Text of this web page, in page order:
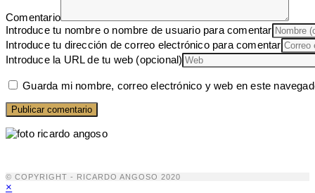
Comentario
Introduce tu nombre o nombre de usuario para comentar
Introduce tu dirección de correo electrónico para comentar
Introduce la URL de tu web (opcional)
Guarda mi nombre, correo electrónico y web en este
© COPYRIGHT - RICARDO ANGOSO 2020
×